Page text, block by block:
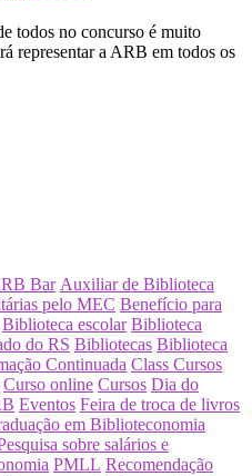
todos no concurso é muito
representar a ARB em todos os
Bar Auxiliar de Biblioteca
pelo MEC Benefício para
Biblioteca escolar Biblioteca
do RS Bibliotecas Biblioteca
Continuada Class Cursos
Curso online Cursos Dia do
Eventos Feira de troca de livros
em Biblioteconomia
sobre salários e
PMLL Recomendação